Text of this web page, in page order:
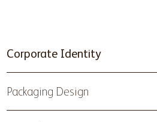
Corporate Identity
Packaging Design